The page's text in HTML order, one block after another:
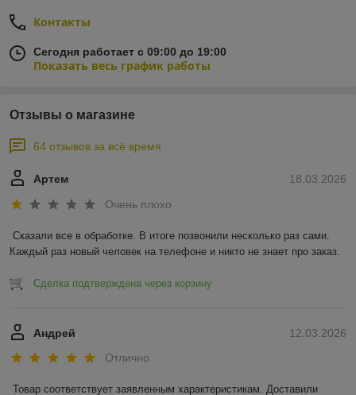
Контакты
Сегодня работает с 09:00 до 19:00
Показать весь график работы
Отзывы о магазине
64 отзывов за всё время
18.03.2026
Артем
Очень плохо
Сказали все в обработке. В итоге позвонили несколько раз сами.
Каждый раз новый человек на телефоне и никто не знает про заказ.
Сделка подтверждена через корзину
12.03.2026
Андрей
Отлично
Товар соответствует заявленным характеристикам. Доставили